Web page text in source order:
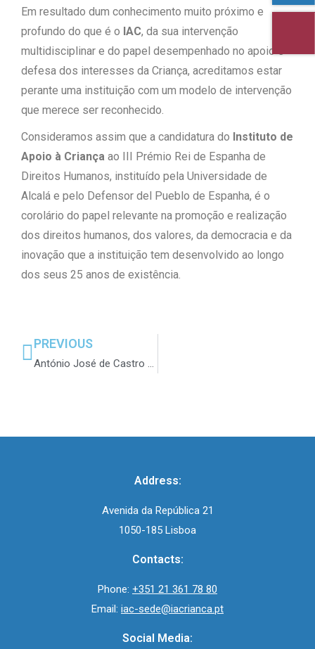
Em resultado dum conhecimento muito próximo e
profundo do que é o IAC, da sua intervenção
multidisciplinar e do papel desempenhado no apoio e
defesa dos interesses da Criança, acreditamos estar
perante uma instituição com um modelo de intervenção
que merece ser reconhecido.
Consideramos assim que a candidatura do Instituto de
Apoio à Criança ao III Prémio Rei de Espanha de
Direitos Humanos, instituído pela Universidade de
Alcalá e pelo Defensor del Pueblo de Espanha, é o
corolário do papel relevante na promoção e realização
dos direitos humanos, dos valores, da democracia e da
inovação que a instituição tem desenvolvido ao longo
dos seus 25 anos de existência.
PREVIOUS
António José de Castro Bagão Félix
Address:
Avenida da República 21
1050-185 Lisboa
Contacts:
Phone: +351 21 361 78 80
Email: iac-sede@iacrianca.pt
Social Media: